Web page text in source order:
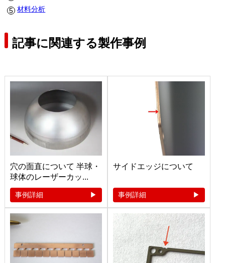
材料分析
記事に関連する製作事例
穴の面直について 半球・
球体のレーザーカッ...
事例詳細
サイドエッジについて
事例詳細